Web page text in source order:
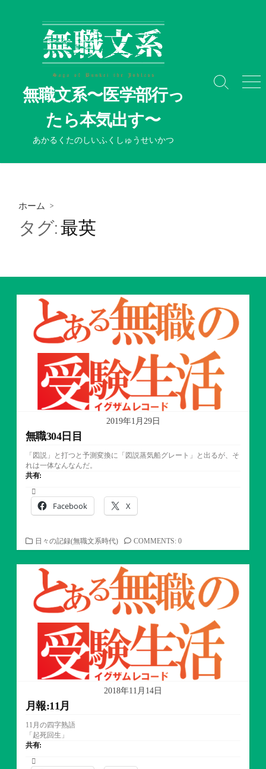
無職文系〜医学部行っ
たら本気出す〜
あかるくたのしいふくしゅうせいかつ
検
メ
ホーム >
タグ:最英
2019年1月29日
無職304日目
「図説」と打つと予測変換に「図説蒸気船グレート」と出るが、そ
れは一体なんなんだ。
共有:
Facebook X
カ
テ
ゴ
日々の記録(無職文系時代) COMMENTS: 0
2018年11月14日
月報:11月
11月の四字熟語
「起死回生」
共有: